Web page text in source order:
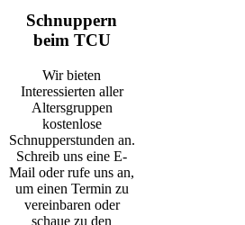
Schnuppern
beim TCU
Wir bieten
Interessierten aller
Altersgruppen
kostenlose
Schnupperstunden an.
Schreib uns eine E-
Mail oder rufe uns an,
um einen Termin zu
vereinbaren oder
schaue zu den